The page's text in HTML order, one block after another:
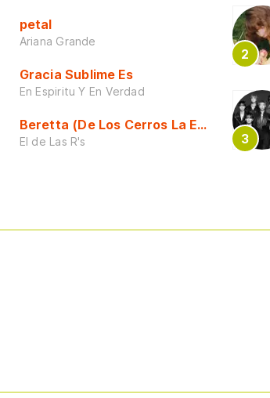
petal
Ariana Grande
Gracia Sublime Es
En Espiritu Y En Verdad
Beretta (De Los Cerros La Escuela)
El de Las R's